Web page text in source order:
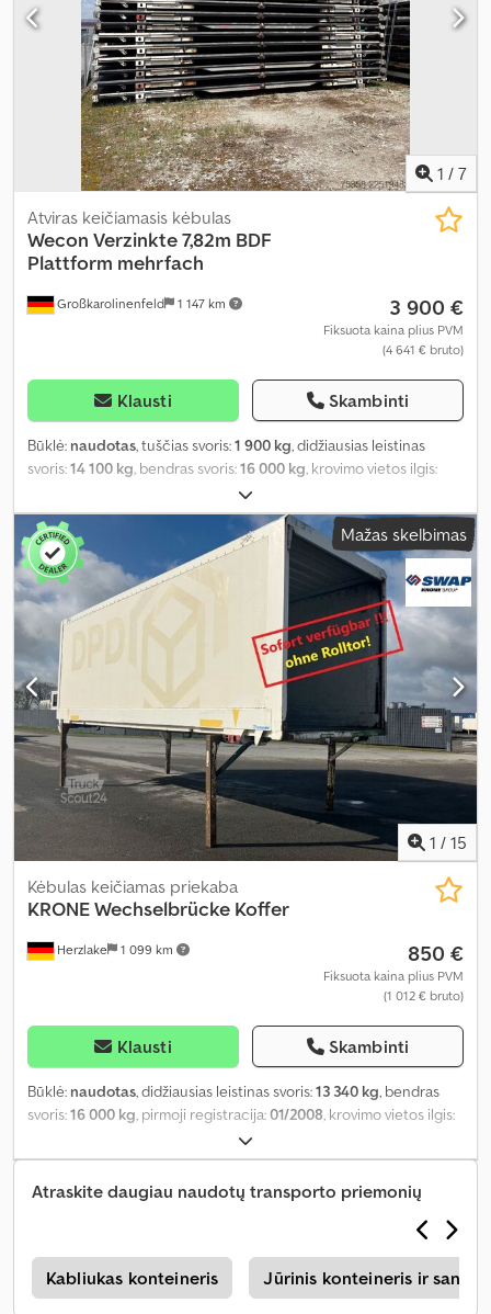
1 / 7
Großkarolinenfeld 1 147 km
Atviras keičiamasis kėbulas
Wecon Verzinkte 7,82m BDF
Plattform mehrfach
3 900 €
Fiksuota kaina plius PVM
(4 641 € bruto)
Klausti Skambinti
Būklė: naudotas, tuščias svoris:1 900 kg, didžiausias leistinas
svoris:14 100 kg , bendras svoris:16 000 kg , krovimo vietos ilgis:
, krovinių skyriaus plotis:
210 km/h,
Mažas skelbimas
1 / 15
Herzlake 1 099 km
Kėbulas keičiamas priekaba
KRONEWechselbrücke Koffer
850 €
Fiksuota kaina plius PVM
(1 012 € bruto)
Klausti Skambinti
Būklė: naudotas, didžiausias leistinas svoris:13 340 kg, bendras
svoris:16 000 kg, pirmoji registracija:01/2008, krovimo vietos ilgis:
, krovinių skyriaus plotis:
aukštis:2 525 mm, krovinio erdvės tūris:45 m³, bendras plotis:
2 550 mm
, bendras aukštis: 2 750 mm , Gamybos metai: 2008
Atraskite daugiau naudotų transporto priemonių
Kabliukas konteineris Jūrinis konteineris ir